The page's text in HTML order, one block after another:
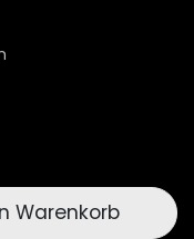
Warenkorb